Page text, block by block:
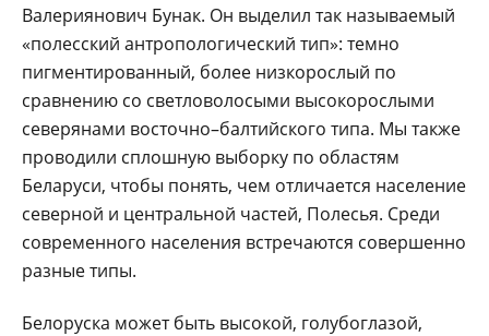
Валериянович Бунак. Он выделил так называемый
«полесский антропологический тип»: темно
пигментированный, более низкорослый по
сравнению со светловолосыми высокорослыми
северянами восточно–балтийского типа. Мы также
проводили сплошную выборку по областям
Беларуси, чтобы понять, чем отличается население
северной и центральной частей, Полесья. Среди
современного населения встречаются совершенно
разные типы.
Белоруска может быть высокой, голубоглазой,